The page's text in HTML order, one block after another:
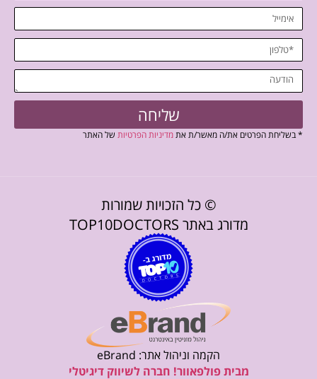
שליחה
* בשליחת הפרטים את/ה מאשר/ת אתמדיניות הפרטיות של האתר
© כל הזכויות שמורות
מדורג באתר TOP10DOCTORS
הקמה וניהול אתר: eBrand
מבית פולפאוור! חברה לשיווק דיגיטלי